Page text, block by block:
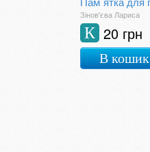
Зінов'єва Лариса
20 грн
К
В кошик